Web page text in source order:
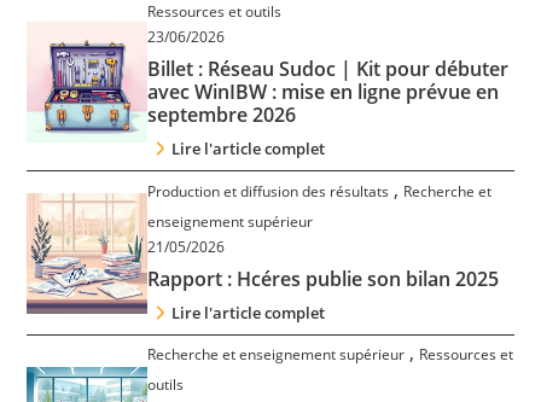
Tous les articles
Qui sommes nous ?
Contact
Nous suivre
Ressources et outils
23/06/2026
Billet : Réseau Sudoc | Kit pour débuter
avec WinIBW : mise en ligne prévue en
septembre 2026
Lire l'article complet
Production et diffusion des résultats , Recherche et
enseignement supérieur
21/05/2026
Rapport : Hcéres publie son bilan 2025
Lire l'article complet
Recherche et enseignement supérieur , Ressources et
outils